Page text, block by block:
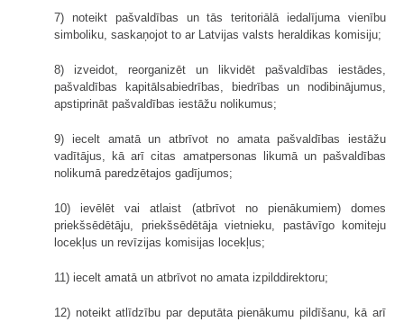
7) noteikt pašvaldības un tās teritoriālā iedalījuma vienību
simboliku, saskaņojot to ar Latvijas valsts heraldikas komisiju;
8) izveidot, reorganizēt un likvidēt pašvaldības iestādes,
pašvaldības kapitālsabiedrības, biedrības un nodibinājumus,
apstiprināt pašvaldības iestāžu nolikumus;
9) iecelt amatā un atbrīvot no amata pašvaldības iestāžu
vadītājus, kā arī citas amatpersonas likumā un pašvaldības
nolikumā paredzētajos gadījumos;
10) ievēlēt vai atlaist (atbrīvot no pienākumiem) domes
priekšsēdētāju, priekšsēdētāja vietnieku, pastāvīgo komiteju
locekļus un revīzijas komisijas locekļus;
11) iecelt amatā un atbrīvot no amata izpilddirektoru;
12) noteikt atlīdzību par deputāta pienākumu pildīšanu, kā arī